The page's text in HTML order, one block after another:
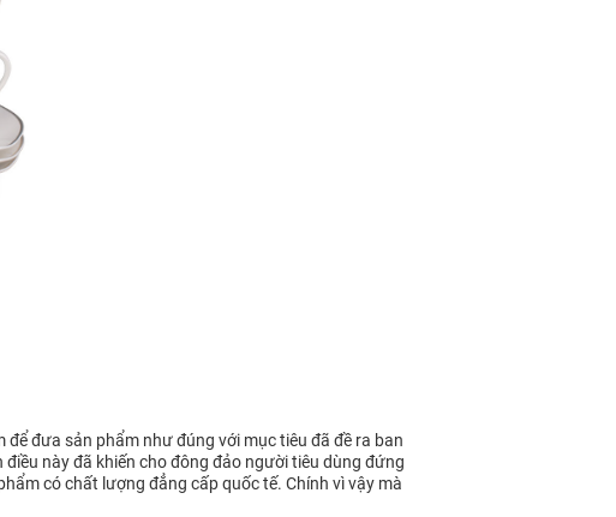
đưa sản phẩm như đúng với mục tiêu đã đề ra ban
này đã khiến cho đông đảo người tiêu dùng đứng
có chất lượng đẳng cấp quốc tế. Chính vì vậy mà